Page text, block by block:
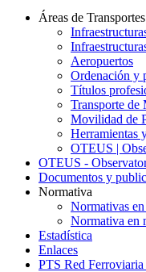
Áreas de Transportes
Aeropuertos
Ordenación y
Títulos
Transporte de
Movilidad de
Herramientas
OTEUS |
OTEUS -
Documentos y
Normativa
Normativas en
Normativa en
Estadística
Enlaces
PTS Red